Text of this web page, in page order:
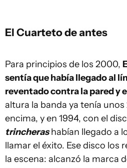
El Cuarteto de antes
Para principios de los 2000,
sentía que había llegado al
reventado contra la pared y
altura la banda ya tenía
encima, y en 1994, con el
trincherashabían llegado a
llamar el éxito. Ese disco los
la escena: alcanzó la marca